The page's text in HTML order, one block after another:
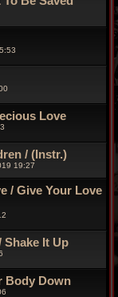
Love
/ (Instr.)
19:27
/ Give Your Love
Shake It Up
Body Down